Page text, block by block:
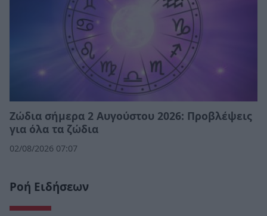
Ζώδια σήμερα 2 Αυγούστου 2026: Προβλέψεις
για όλα τα ζώδια
02/08/2026 07:07
Ροή Ειδήσεων